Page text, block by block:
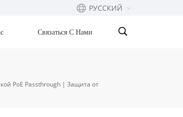
РУССКИЙ
Связаться С Нами
PoE Passthrough | Защита от